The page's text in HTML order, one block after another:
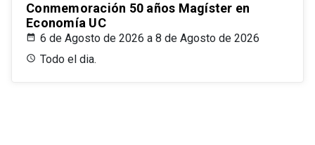
Conmemoración 50 años Magíster en
Economía UC
6 de Agosto de 2026 a 8 de Agosto de 2026
Todo el dia.